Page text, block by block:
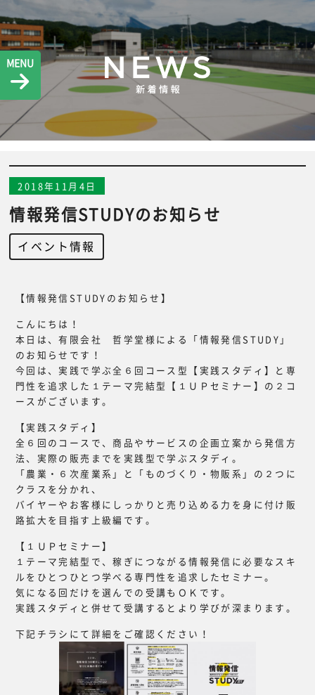
MENU
2018年11月4日
情報発信STUDYのお知らせ
イベント情報
【情報発信STUDYのお知らせ】
こんにちは！
本日は、有限会社 哲学堂様による「情報発信STUDY」
のお知らせです！
今回は、実践で学ぶ全６回コース型【実践スタディ】と専
門性を追求した１テーマ完結型【１ＵＰセミナー】の２コ
ースがございます。
【実践スタディ】
全６回のコースで、商品やサービスの企画立案から発信方
法、実際の販売までを実践型で学ぶスタディ。
「農業・６次産業系」と「ものづくり・物販系」の２つに
クラスを分かれ、
バイヤーやお客様にしっかりと売り込める力を身に付け販
路拡大を目指す上級編です。
【１ＵＰセミナー】
１テーマ完結型で、稼ぎにつながる情報発信に必要なスキ
ルをひとつひとつ学べる専門性を追求したセミナー。
気になる回だけを選んでの受講もＯＫです。
実践スタディと併せて受講するとより学びが深まります。
下記チラシにて詳細をご確認ください！